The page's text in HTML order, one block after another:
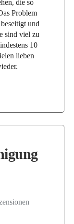
die so
Problem
und
sind viel zu
10
lieben